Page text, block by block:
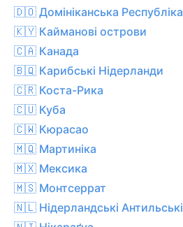
🇩🇴 Домініканська Республіка
🇰🇾 Кайманові острови
🇨🇦 Канада
🇧🇶 Карибські Нідерланди
🇨🇷 Коста-Рика
🇨🇺 Куба
🇨🇼 Кюрасао
🇲🇶 Мартиніка
🇲🇽 Мексика
🇲🇸 Монтсеррат
🇳🇱 Нідерландські